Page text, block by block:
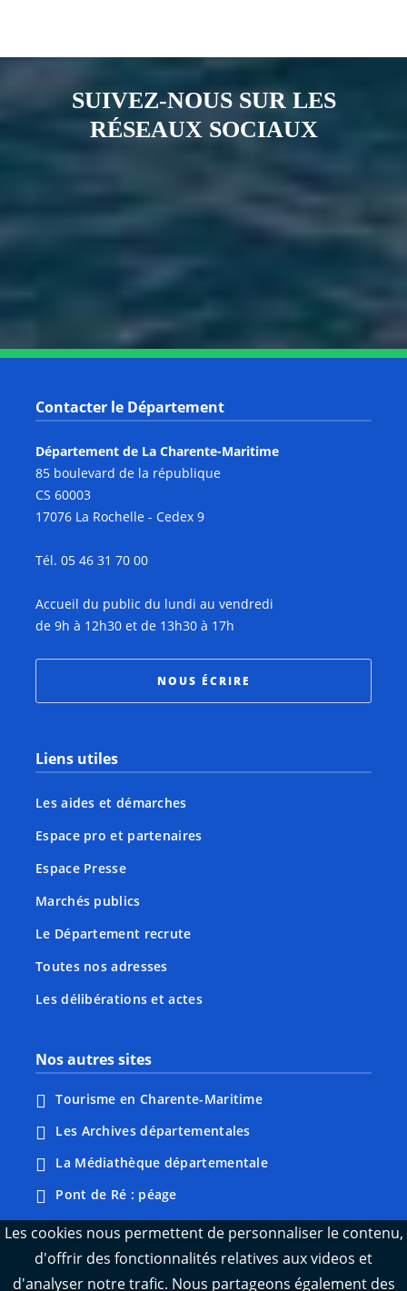
SUIVEZ-NOUS SUR LES
RÉSEAUX SOCIAUX
Notre page Tiktok
Notre page
Contacter le Département
Département de La Charente-Maritime
85 boulevard de la république
CS 60003
17076 La Rochelle - Cedex 9
Tél. 05 46 31 70 00
Accueil du public du lundi au vendredi
de 9h à 12h30 et de 13h30 à 17h
NOUS ÉCRIRE
Liens utiles
Les aides et démarches
Espace pro et partenaires
Espace Presse
Marchés publics
Le Département recrute
Toutes nos adresses
Les délibérations et actes
Nos autres sites
Tourisme en Charente-Maritime
Les Archives départementales
La Médiathèque départementale
Pont de Ré : péage
Webcams : Ré info trafic
Webcams : Oléron info trafic
Les cookies nous permettent de personnaliser le contenu,
d'offrir des fonctionnalités relatives aux videos et
d'analyser notre trafic. Nous partageons également des